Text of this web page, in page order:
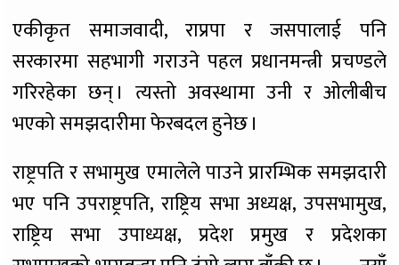
एकीकृत समाजवादी, राप्रपा र जसपालाई पनि
सरकारमा सहभागी गराउने पहल प्रधानमन्त्री प्रचण्डले
गरिरहेका छन् । त्यस्तो अवस्थामा उनी र ओलीबीच
भएको समझदारीमा फेरबदल हुनेछ ।
राष्ट्रपति र सभामुख एमालेले पाउने प्रारम्भिक समझदारी
भए पनि उपराष्ट्रपति, राष्ट्रिय सभा अध्यक्ष, उपसभामुख,
राष्ट्रिय सभा उपाध्यक्ष, प्रदेश प्रमुख र प्रदेशका